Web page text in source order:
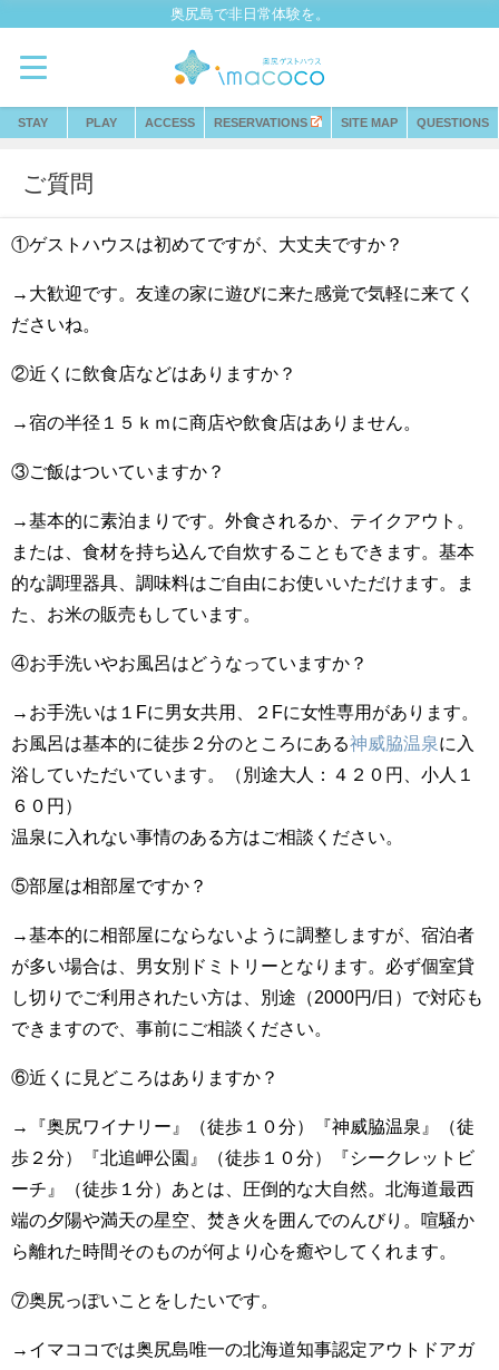
奥尻島で非日常体験を。
STAY PLAY ACCESS RESERVATIONS SITE MAP QUESTIONS
ご質問
①ゲストハウスは初めてですが、大丈夫ですか？
→大歓迎です。友達の家に遊びに来た感覚で気軽に来てく
ださいね。
②近くに飲食店などはありますか？
→宿の半径１５ｋｍに商店や飲食店はありません。
③ご飯はついていますか？
→基本的に素泊まりです。外食されるか、テイクアウト。
または、食材を持ち込んで自炊することもできます。基本
的な調理器具、調味料はご自由にお使いいただけます。ま
た、お米の販売もしています。
④お手洗いやお風呂はどうなっていますか？
→お手洗いは１Fに男女共用、２Fに女性専用があります。
お風呂は基本的に徒歩２分のところにある​神威脇温泉に入
浴していただいています。（別途大人：４２０円、小人１
６０円）
温泉に入れない事情のある方はご相談ください。
⑤部屋は相部屋ですか？
→基本的に相部屋にならないように調整しますが、宿泊者
が多い場合は、男女別ドミトリーとなります。必ず個室貸
し切りでご利用されたい方は、別途（2000円/日）で対応も
できますので、事前にご相談ください。
⑥近くに見どころはありますか？
→『奥尻ワイナリー』（徒歩１０分）『​神威脇温泉』（徒
歩２分）『北追岬公園』（徒歩１０分）『シークレットビ
ーチ』（徒歩１分）あとは、圧倒的な大自然。北海道最西
端の夕陽や満天の星空、焚き火を囲んでのんびり。喧騒か
ら離れた時間そのものが何より心を癒やしてくれます。
⑦奥尻っぽいことをしたいです。
→イマココでは奥尻島唯一の北海道知事認定アウトドアガ